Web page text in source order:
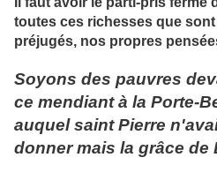
toutes ces richesses que
préjugés, nos propres
Soyons des pauvres
ce mendiant à la Porte-
auquel saint Pierre
donner mais la grâce de